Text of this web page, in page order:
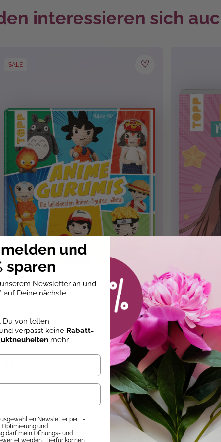
, Kindergeburtstag , Valentinstag
2023
interessieren sich
SALE
Animegurumis
nayght-tsuki ,
Malbuch
Sofort
9,99 €
und
sparen
Newsletter an und
* auf Deine nächste
Du von tollen
und verpasst keine Rabatt-
mehr.
Newsletter per E-
Optimierung und
darf mein Öffnungs- und
werden. Hierfür können